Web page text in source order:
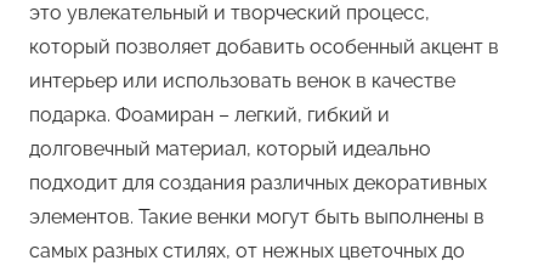
это увлекательный и творческий процесс,
который позволяет добавить особенный акцент в
интерьер или использовать венок в качестве
подарка. Фоамиран – легкий, гибкий и
долговечный материал, который идеально
подходит для создания различных декоративных
элементов. Такие венки могут быть выполнены в
самых разных стилях, от нежных цветочных до